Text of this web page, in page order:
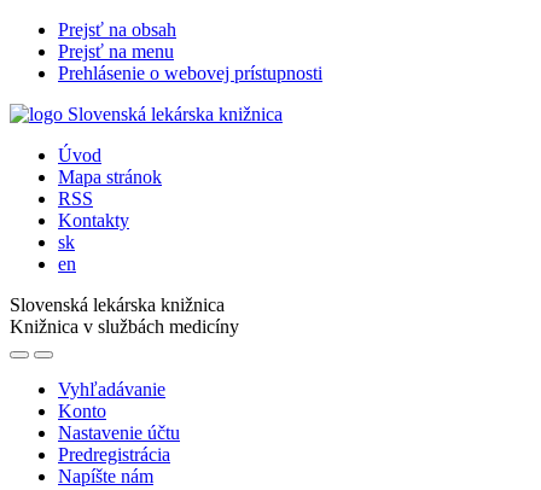
Prejsť na obsah
Prejsť na menu
Prehlásenie o webovej prístupnosti
Úvod
Mapa stránok
RSS
Kontakty
sk
en
Slovenská lekárska knižnica
Knižnica v službách medicíny
Vyhľadávanie
Konto
Nastavenie účtu
Predregistrácia
Napíšte nám